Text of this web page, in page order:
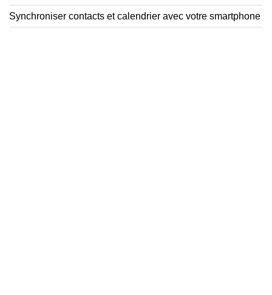
Synchroniser contacts et calendrier avec votre smartphone